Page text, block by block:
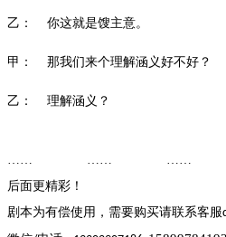
乙： 你这就是馊主意。
甲： 那我们来个理解涵义好不好？
乙： 理解涵义？
后面更精彩！
剧本为有偿使用，需要购买请联系客服